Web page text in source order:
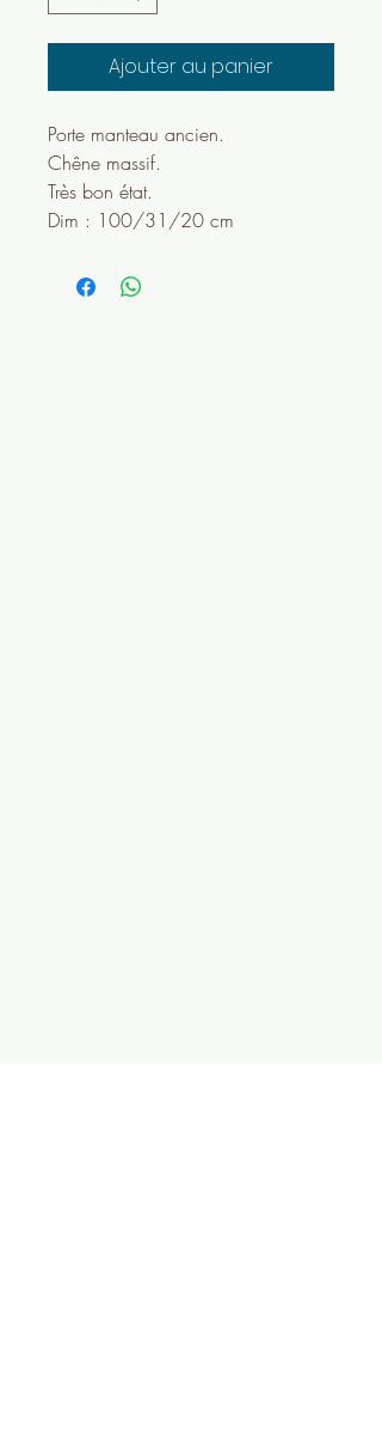
Ajouter au panier
Porte manteau ancien.
Chêne massif.
Très bon état.
Dim : 100/31/20 cm